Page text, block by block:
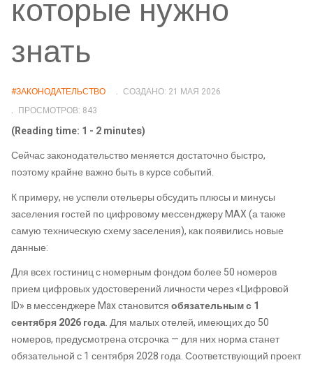
которые нужно
знать
#ЗАКОНОДАТЕЛЬСТВО
СОЗДАНО: 21 МАЯ 2026
ПРОСМОТРОВ: 843
(Reading time: 1 - 2 minutes)
Сейчас законодательство меняется достаточно быстро,
поэтому крайне важно быть в курсе событий.
К примеру, не успели отельеры обсудить плюсы и минусы
заселения гостей по цифровому мессенджеру MAX (а также
самую техническую схему заселения), как появились новые
данные:
Для всех гостиниц с номерным фондом более 50 номеров
прием цифровых удостоверений личности через «Цифровой
ID» в мессенджере Max становитсяобязательным с 1
сентября 2026 года. Для малых отелей, имеющих до 50
номеров, предусмотрена отсрочка — для них норма станет
обязательной с 1 сентября 2028 года. Соответствующий проект